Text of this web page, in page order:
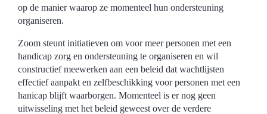
op de manier waarop ze momenteel hun ondersteuning
organiseren.
Zoom steunt initiatieven om voor meer personen met een
handicap zorg en ondersteuning te organiseren en wil
constructief meewerken aan een beleid dat wachtlijsten
effectief aanpakt en zelfbeschikking voor personen met een
hanicap blijft waarborgen. Momenteel is er nog geen
uitwisseling met het beleid geweest over de verdere